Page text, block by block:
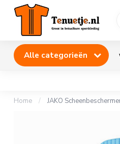
Alle categorieën
Home / JAKO